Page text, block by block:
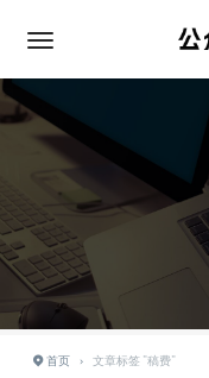
首页 › 文章标签 "稿费"